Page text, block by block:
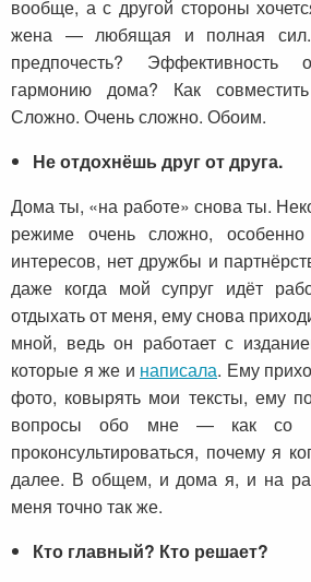
вообще, а с другой стороны
жена — любящая и полная
предпочесть?
гармонию дома? Как
Сложно. Очень сложно. Обоим.
Не отдохнёшь друг от друга.
Дома ты, «на работе» снова ты.
режиме очень сложно,
интересов, нет дружбы и
даже когда мой супруг идёт
отдыхать от меня, ему снова
мной, ведь он работает с
которые я же и написала. Ему
фото, ковырять мои тексты, ему
вопросы обо мне — как со
проконсультироваться, почему я
далее. В общем, и дома я, и на
меня точно так же.
Кто главный? Кто решает?